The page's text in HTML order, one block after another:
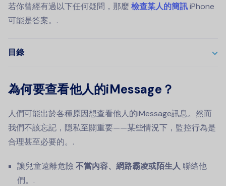
若你曾經有過以下任何疑問，那麼 檢查某人的簡訊iPhone
可能是答案。.
目錄
為何要查看他人的iMessage？
人們可能出於各種原因想查看他人的iMessage訊息。然而
我們不該忘記，隱私至關重要——某些情況下，監控行為是
合理甚至必要的。.
讓兒童遠離危險 不當內容、網路霸凌或陌生人 聯絡他
們。.